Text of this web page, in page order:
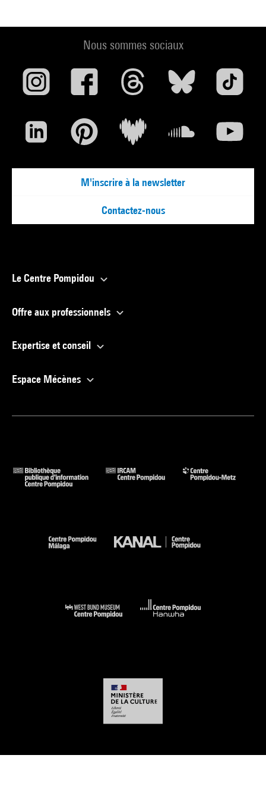
Nous sommes sociaux
M'inscrire à la newsletter
Contactez-nous
Le Centre Pompidou
Offre aux professionnels
Expertise et conseil
Espace Mécènes